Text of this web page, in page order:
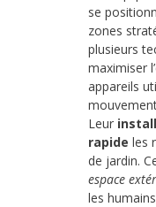
se
zones
plusieurs
maximiser
appareils
Leur
rapide les
de jardin.
espace
les